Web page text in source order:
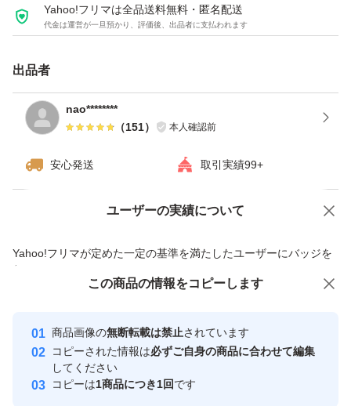
④わざわざ傷んでいるモノを送りませんので、クレーム等
基本的に箱込みの重さになります。送料絡みで。送料無
料。
以上4点の注意事項を
本文を確認せずに誹謗中傷される方はスルーするかよっぽ
Yahoo!フリマは全品送料無料・匿名配送
代金は運営が一旦預かり、評価後、出品者に支払われます
出品者
nao********
（151） 本人確認前
安心発送 取引実績99+
ユーザーの実績について
Yahoo!フリマが定めた一定の基準を満たしたユーザーにバッジを
付与しています
安心取引出品者
心・安全なユーザーです
取引実績
価格の相談 商品への質問
この商品の情報をコピーします
商品画像の無断転載は禁止されています
コピーされた情報は必ずご自身の商品に合わせて編集
してください
コピーは1商品につき1回です
この商品をみている人にオススメ